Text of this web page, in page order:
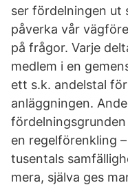
ser fördelningen ut
påverka vår
på frågor. Varje
medlem i en
ett s.k. andelstal
anläggningen.
en regelförenkling
tusentals
mera, själva ges